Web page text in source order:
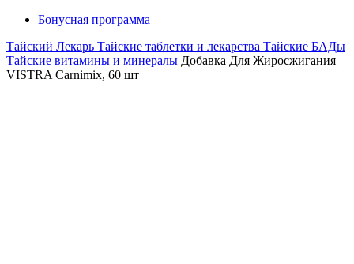
Бонусная программа
Тайский Лекарь Тайские таблетки и лекарства Тайские БАДы
Тайские витамины и минералы Добавка Для Жиросжигания
VISTRA Carnimix, 60 шт